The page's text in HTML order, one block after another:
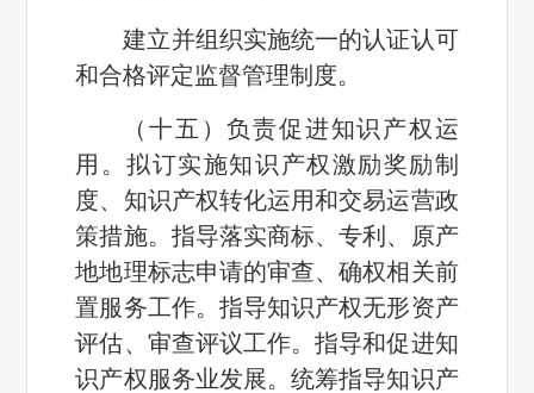
建立并组织实施统一的认证认可
和合格评定监督管理制度。
（十五）负责促进知识产权运
用。拟订实施知识产权激励奖励制
度、知识产权转化运用和交易运营政
策措施。指导落实商标、专利、原产
地地理标志申请的审查、确权相关前
置服务工作。指导知识产权无形资产
评估、审查评议工作。指导和促进知
识产权服务业发展。统筹指导知识产